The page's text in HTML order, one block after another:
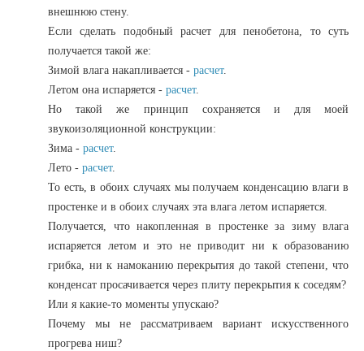
внешнюю стену.
Если сделать подобный расчет для пенобетона, то суть
получается такой же:
Зимой влага накапливается - расчет.
Летом она испаряется - расчет.
Но такой же принцип сохраняется и для моей
звукоизоляционной конструкции:
Зима - расчет.
Лето - расчет.
То есть, в обоих случаях мы получаем конденсацию влаги в
простенке и в обоих случаях эта влага летом испаряется.
Получается, что накопленная в простенке за зиму влага
испаряется летом и это не приводит ни к образованию
грибка, ни к намоканию перекрытия до такой степени, что
конденсат просачивается через плиту перекрытия к соседям?
Или я какие-то моменты упускаю?
Почему мы не рассматриваем вариант искусственного
прогрева ниш?